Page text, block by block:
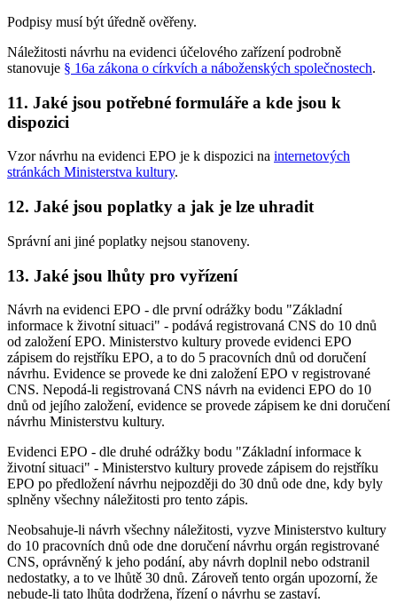
Podpisy musí být úředně ověřeny.
Náležitosti návrhu na evidenci účelového zařízení podrobně
stanovuje § 16a zákona o církvích a náboženských společnostech.
11. Jaké jsou potřebné formuláře a kde jsou k
dispozici
Vzor návrhu na evidenci EPO je k dispozici na internetových
stránkách Ministerstva kultury.
12. Jaké jsou poplatky a jak je lze uhradit
Správní ani jiné poplatky nejsou stanoveny.
13. Jaké jsou lhůty pro vyřízení
Návrh na evidenci EPO - dle první odrážky bodu "Základní
informace k životní situaci" - podává registrovaná CNS do 10 dnů
od založení EPO. Ministerstvo kultury provede evidenci EPO
zápisem do rejstříku EPO, a to do 5 pracovních dnů od doručení
návrhu. Evidence se provede ke dni založení EPO v registrované
CNS. Nepodá-li registrovaná CNS návrh na evidenci EPO do 10
dnů od jejího založení, evidence se provede zápisem ke dni doručení
návrhu Ministerstvu kultury.
Evidenci EPO - dle druhé odrážky bodu "Základní informace k
životní situaci" - Ministerstvo kultury provede zápisem do rejstříku
EPO po předložení návrhu nejpozději do 30 dnů ode dne, kdy byly
splněny všechny náležitosti pro tento zápis.
Neobsahuje-li návrh všechny náležitosti, vyzve Ministerstvo kultury
do 10 pracovních dnů ode dne doručení návrhu orgán registrované
CNS, oprávněný k jeho podání, aby návrh doplnil nebo odstranil
nedostatky, a to ve lhůtě 30 dnů. Zároveň tento orgán upozorní, že
nebude-li tato lhůta dodržena, řízení o návrhu se zastaví.